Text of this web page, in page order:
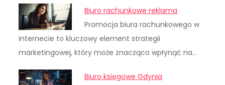
Biuro rachunkowe reklama
Promocja biura rachunkowego w
internecie to kluczowy element strategii
marketingowej, który może znacząco wpłynąć na…
Biuro księgowe Gdynia